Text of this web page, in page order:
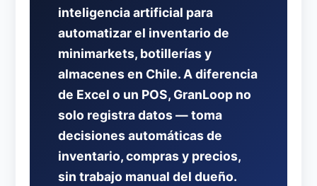
inteligencia artificial para
automatizar el inventario de
minimarkets, botillerías y
almacenes en Chile. A diferencia
de Excel o un POS, GranLoop no
solo registra datos — toma
decisiones automáticas de
inventario, compras y precios,
sin trabajo manual del dueño.